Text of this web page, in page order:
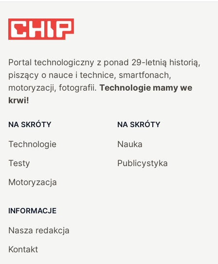
Portal technologiczny z ponad 29-letnią historią,
piszący o nauce i technice, smartfonach,
motoryzacji, fotografii. Technologie mamy we
krwi!
NA SKRÓTY
Technologie
Testy
Motoryzacja
NA SKRÓTY
Nauka
Publicystyka
INFORMACJE
Nasza redakcja
Kontakt